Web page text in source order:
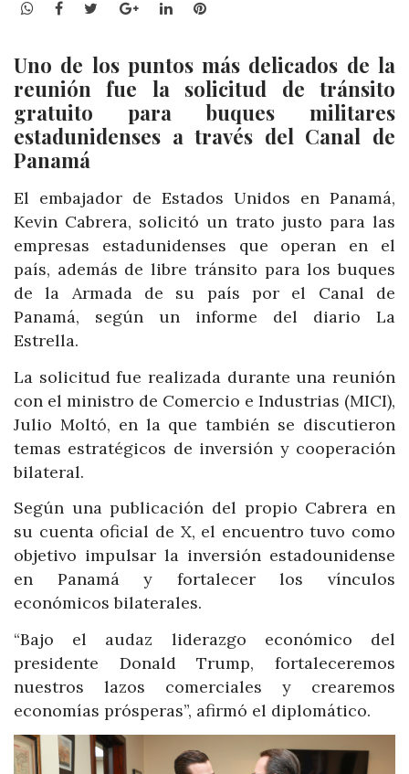
WhatsApp
Facebook
TwitterGoogle+LinkedInPinterest
Uno de los puntos más delicados de la
reunión fue la solicitud de tránsito
gratuito para buques militares
estadunidenses a través del Canal de
Panamá
El embajador de Estados Unidos en Panamá,
Kevin Cabrera, solicitó un trato justo para las
empresas estadunidenses que operan en el
país, además de libre tránsito para los buques
de la Armada de su país por el Canal de
Panamá, según un informe del diario La
Estrella.
La solicitud fue realizada durante una reunión
con el ministro de Comercio e Industrias (MICI),
Julio Moltó, en la que también se discutieron
temas estratégicos de inversión y cooperación
bilateral.
Según una publicación del propio Cabrera en
su cuenta oficial de X, el encuentro tuvo como
objetivo impulsar la inversión estadounidense
en Panamá y fortalecer los vínculos
económicos bilaterales.
“Bajo el audaz liderazgo económico del
presidente Donald Trump, fortaleceremos
nuestros lazos comerciales y crearemos
economías prósperas”, afirmó el diplomático.